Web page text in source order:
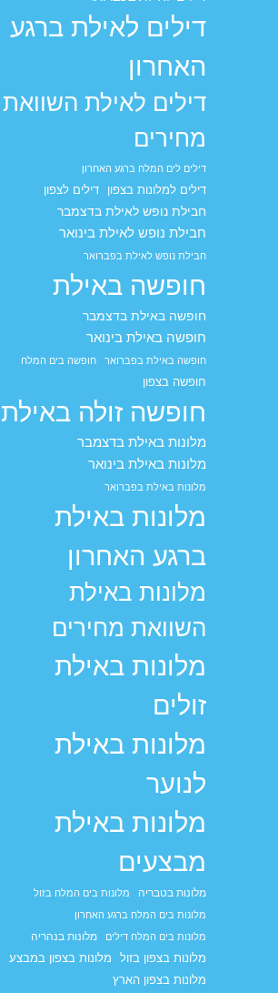
דילים לאילת ברגע
האחרון
דילים לאילת השוואת
מחירים
דילים לים המלח ברגע האחרון
דילים למלונות בצפון דילים לצפון
חבילת נופש לאילת בדצמבר
חבילת נופש לאילת בינואר
חבילת נופש לאילת בפברואר
חופשה באילת
חופשה באילת בדצמבר
חופשה באילת בינואר
חופשה באילת בפברואר חופשה בים המלח
חופשה בצפון
חופשה זולה באילת
מלונות באילת בדצמבר
מלונות באילת בינואר
מלונות באילת בפברואר
מלונות באילת
ברגע האחרון
מלונות באילת
השוואת מחירים
מלונות באילת
זולים
מלונות באילת
לנוער
מלונות באילת
מבצעים
מלונות בטבריה
מלונות בים המלח בזול
מלונות בים המלח ברגע האחרון
מלונות בים המלח דילים
מלונות בנהריה
מלונות בצפון בזול
מלונות בצפון במבצע
מלונות בצפון הארץ